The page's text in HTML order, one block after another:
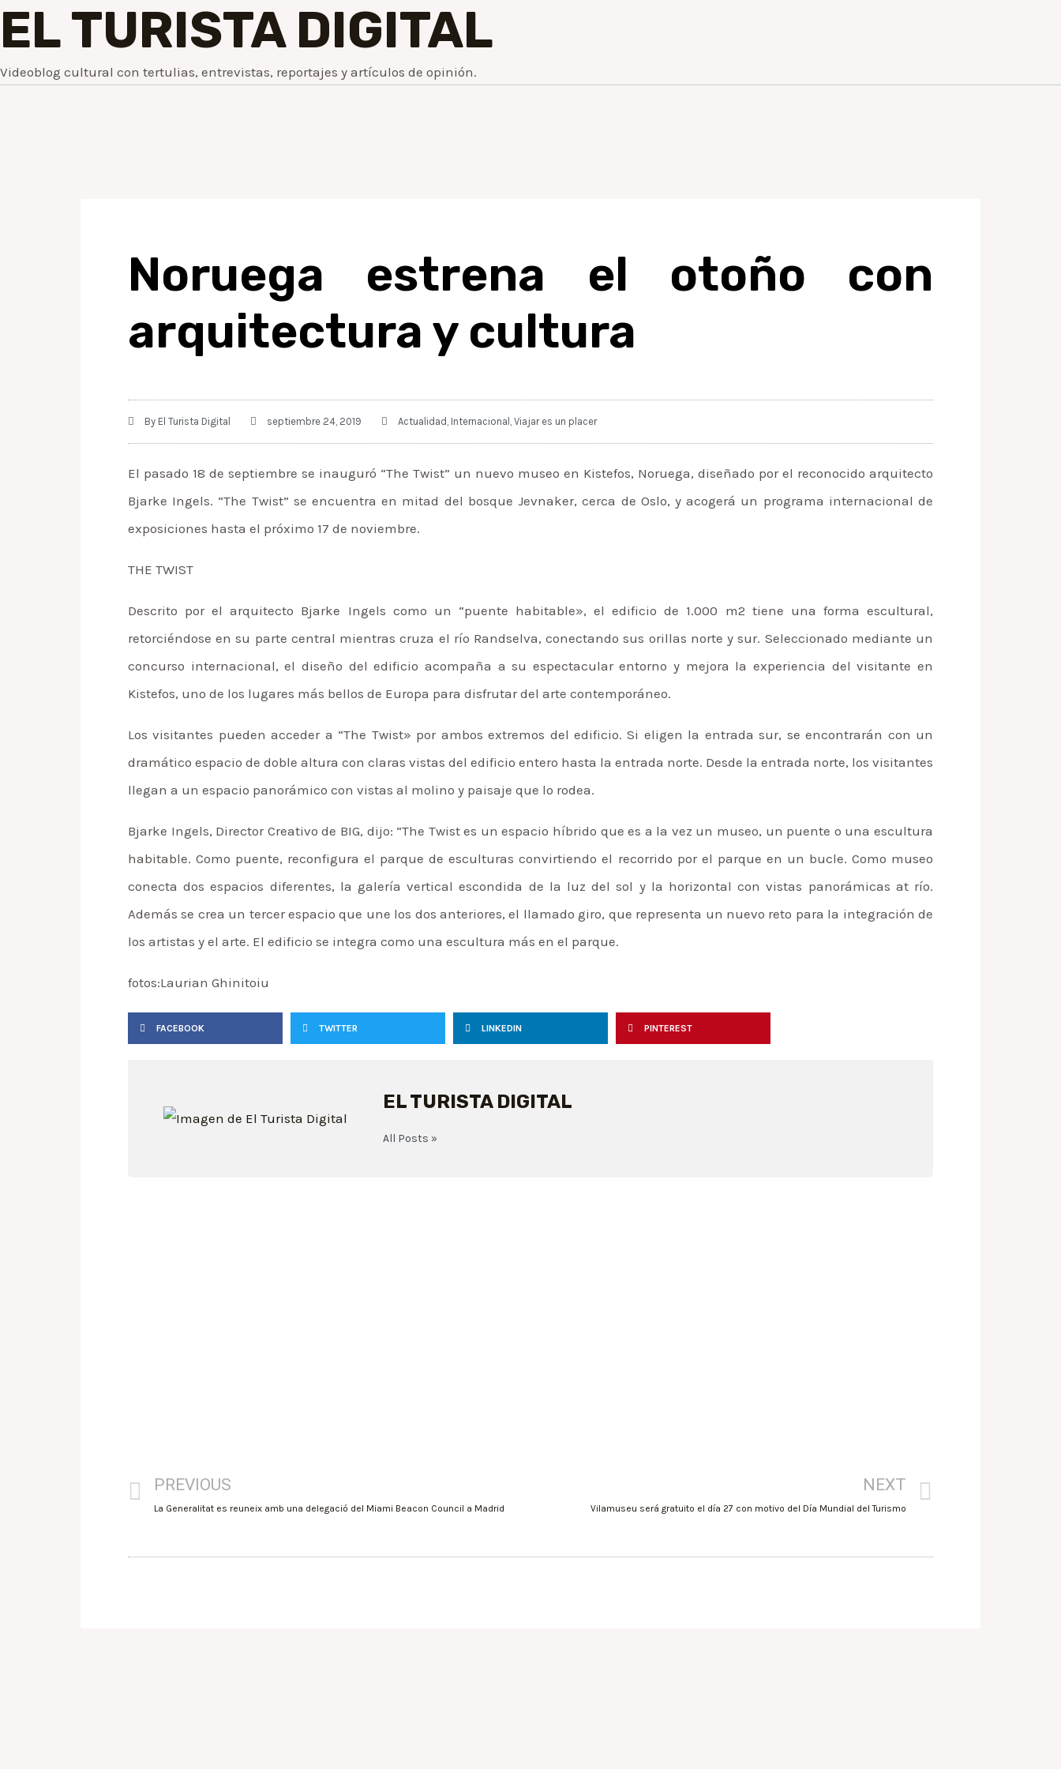
EL TURISTA DIGITAL
Videoblog cultural con tertulias, entrevistas, reportajes y artículos de opinión.
Noruega estrena el otoño con
arquitectura y cultura
By El Turista Digital septiembre 24, 2019 Actualidad Internacional Viajar es un placer
El pasado 18 de septiembre se inauguró “The Twist” un nuevo museo en Kistefos, Noruega, diseñado por el reconocido arquitecto
Bjarke Ingels. “The Twist” se encuentra en mitad del bosque Jevnaker, cerca de Oslo, y acogerá un programa internacional de
exposiciones hasta el próximo 17 de noviembre.
THE TWIST
Descrito por el arquitecto Bjarke Ingels como un “puente habitable», el edificio de 1.000 m2 tiene una forma escultural,
retorciéndose en su parte central mientras cruza el río Randselva, conectando sus orillas norte y sur. Seleccionado mediante un
concurso internacional, el diseño del edificio acompaña a su espectacular entorno y mejora la experiencia del visitante en
Kistefos, uno de los lugares más bellos de Europa para disfrutar del arte contemporáneo.
Los visitantes pueden acceder a “The Twist» por ambos extremos del edificio. Si eligen la entrada sur, se encontrarán con un
dramático espacio de doble altura con claras vistas del edificio entero hasta la entrada norte. Desde la entrada norte, los visitantes
llegan a un espacio panorámico con vistas al molino y paisaje que lo rodea.
Bjarke Ingels, Director Creativo de BIG, dijo: “The Twist es un espacio híbrido que es a la vez un museo, un puente o una escultura
habitable. Como puente, reconfigura el parque de esculturas convirtiendo el recorrido por el parque en un bucle. Como museo
conecta dos espacios diferentes, la galería vertical escondida de la luz del sol y la horizontal con vistas panorámicas at río.
Además se crea un tercer espacio que une los dos anteriores, el llamado giro, que representa un nuevo reto para la integración de
los artistas y el arte. El edificio se integra como una escultura más en el parque.
fotos:L aurian Ghinitoiu
FACEBOOK TWITTER LINKEDIN PINTEREST
EL TURISTA DIGITAL
All Posts »
PREVIOUS
La Generalitat es reuneix amb una delegació del Miami Beacon Council a Madrid
NEXT
Vilamuseu será gratuito el día 27 con motivo del Día Mundial del Turismo